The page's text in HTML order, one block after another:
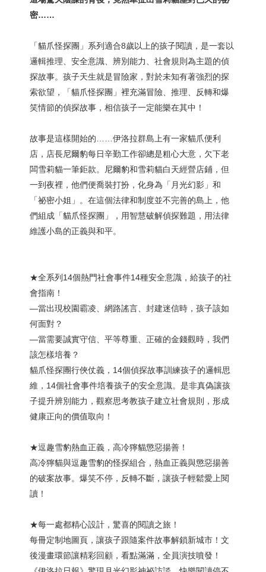
密……
「貓爪怪探團」系列適合8歲以上的孩子閱讀，是一套以
邏輯推理、安全意識、辨別能力、社會規則為主題的偵
探故事。孩子天生就是冒險家，對於未知有著強烈的探
索欲望，「貓爪怪探團」裡充滿冒險、推理、反轉和爆
笑情節的偵探故事，相信孩子一定能樂在其中！
故事是這樣開始的……伊洛拉群島上有一家貓爪便利
店，店長尼爾豹每日辛勤工作卻總是粗心大意，欠下老
闆雪莉貓一筆鉅款。尼爾豹和雪莉貓白天經營店鋪，但
一到夜裡，他們便喬裝打扮，化身為「月光幻影」和
「祕密小姐」。在這個法律和制度並不完善的島上，他
們組成「貓爪怪探團」，用智慧破解偵探難題，用法律
維護小島的正義與和平。
★全系列14個熱門社會事件14種安全意識，給孩子的社
會指南！
—當出現校園霸凌、網路謠言、封建迷信時，孩子該如
何面對？
—當需要誠實守信、平等尊重、正確的金錢觀時，我們
該怎樣培養？
貓爪怪探團行俠仗義，14個偵探故事訓練孩子的邏輯思
維，14個社會事件培養孩子的安全意識。是非真偽讓孩
子提升辨別能力，觀察思考教孩子建立社會規則，形成
健康正向的價值取向！
★逗趣雪豹熱血正義，高冷獰貓懲惡揚善！
高冷獰貓與逗趣雪豹的怪探組合，熱血正義與懲惡揚善
的破案故事。爆笑不停，反轉不斷，讓孩子輕鬆愛上閱
讀！
★每一處都精心設計，驚喜的閱讀之旅！
每冊定制地圖頁，讓孩子跟隨案件故事解鎖新城市！文
後漫畫環節讓精彩回顧，看點滿滿，全員演技噴發！